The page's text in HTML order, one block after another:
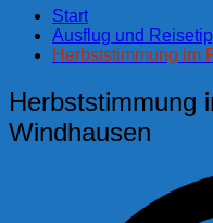
Start
Ausflug und
Herbststimmung im
Herbststimmung
Windhausen